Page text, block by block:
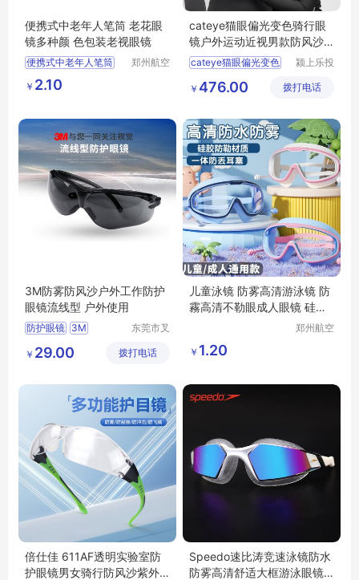
便携式中老年人笔筒 老花眼
镜多种颜 色包装老视眼镜
便携式中老年人笔筒
老花眼镜多种颜
色包装老视眼镜
郑州航空
￥ 2.10
cateye猫眼偏光变色骑行眼
镜户外运动近视男款防风沙
女自行车配件
cateye猫眼偏光变色
颍上乐投
有限公司
￥ 476.00 拨打电话
3M防雾防风沙户外工作防护
眼镜流线型 户外使用
防护眼镜 3M
东莞市叉
络科技有
￥ 29.00 拨打电话
儿童泳镜 防雾高清游泳镜 防
霧高清不勒眼成人眼镜 硅胶
郑州航空
￥ 1.20
倍仕佳 611AF透明实验室防
护眼镜男女骑行防风沙紫外
Speedo速比涛竞速泳镜防水
防雾高清舒适大框游泳眼镜